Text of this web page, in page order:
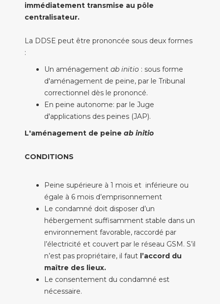
immédiatement transmise au pôle
centralisateur.
La DDSE peut être prononcée sous deux formes
:
Un aménagement ab initio : sous forme
d'aménagement de peine, par le Tribunal
correctionnel dès le prononcé.
En peine autonome: par le Juge
d'applications des peines (JAP).
L'aménagement de peine ab initio
CONDITIONS
Peine supérieure à 1 mois et inférieure ou
égale à 6 mois d’emprisonnement
Le condamné doit disposer d’un
hébergement suffisamment stable dans un
environnement favorable, raccordé par
l’électricité et couvert par le réseau GSM. S’il
n’est pas propriétaire, il faut l’accord du
maître des lieux.
Le consentement du condamné est
nécessaire.